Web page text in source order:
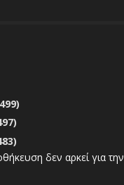
δεν αρκεί για την